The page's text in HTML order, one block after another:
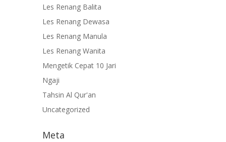
Les Renang Balita
Les Renang Dewasa
Les Renang Manula
Les Renang Wanita
Mengetik Cepat 10 Jari
Ngaji
Tahsin Al Qur'an
Uncategorized
Meta